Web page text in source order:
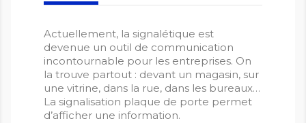
Actuellement, la signalétique est
devenue un outil de communication
incontournable pour les entreprises. On
la trouve partout : devant un magasin, sur
une vitrine, dans la rue, dans les bureaux…
La signalisation plaque de porte permet
d’afficher une information.